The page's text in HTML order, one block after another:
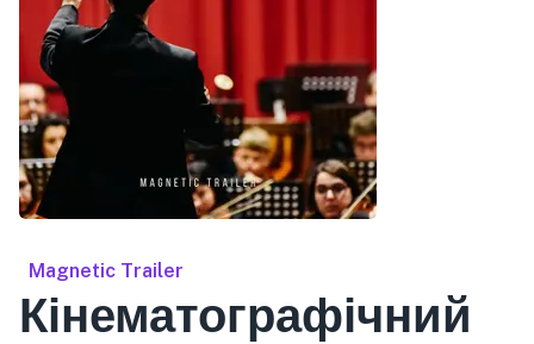
Magnetic Trailer
Кінематографічний